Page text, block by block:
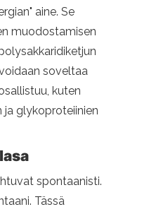
aine. Se
muodostamisen
soveltaa
kuten
ja glykoproteiinien
spontaanisti.
Tässä